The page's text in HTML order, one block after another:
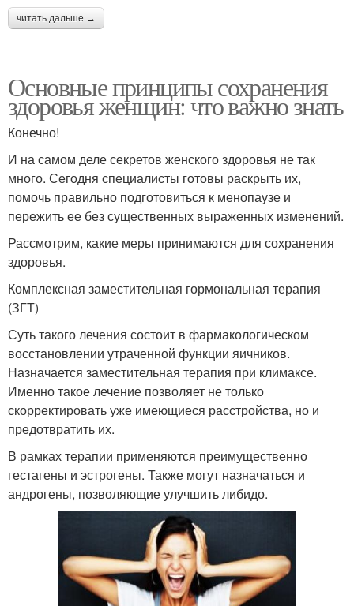
читать дальше →
Основные принципы сохранения
здоровья женщин: что важно знать
Конечно!
И на самом деле секретов женского здоровья не так
много. Сегодня специалисты готовы раскрыть их,
помочь правильно подготовиться к менопаузе и
пережить ее без существенных выраженных изменений.
Рассмотрим, какие меры принимаются для сохранения
здоровья.
Комплексная заместительная гормональная терапия
(ЗГТ)
Суть такого лечения состоит в фармакологическом
восстановлении утраченной функции яичников.
Назначается заместительная терапия при климаксе.
Именно такое лечение позволяет не только
скорректировать уже имеющиеся расстройства, но и
предотвратить их.
В рамках терапии применяются преимущественно
гестагены и эстрогены. Также могут назначаться и
андрогены, позволяющие улучшить либидо.